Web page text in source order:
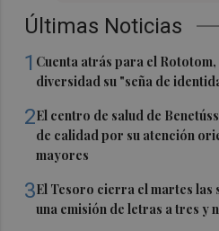
Últimas Noticias
1 Cuenta atrás para el
diversidad su "seña de
2El centro de salud de
de calidad por su atención
mayores
3El Tesoro cierra el martes las
una emisión de letras a tres y